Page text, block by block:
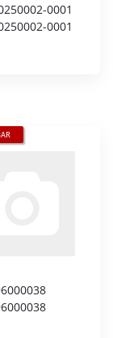
0001
0001